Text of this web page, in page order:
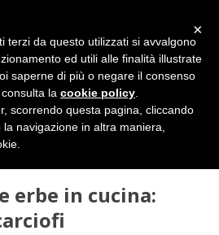
Il mondo delle erbe in cucina:
erbe in cucina:
×
terzi da questo utilizzati si avvalgono
ed utili alle finalità illustrate
saperne di più o negare il consenso
la cookie policy
scorrendo questa pagina, cliccando
navigazione in altra maniera,